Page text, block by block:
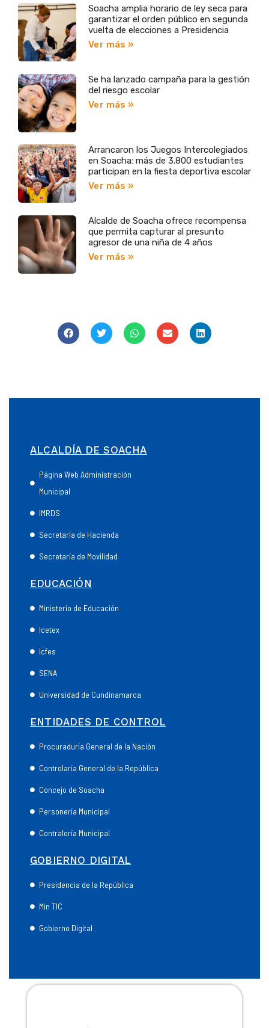
Soacha amplia horario de ley seca para
garantizar el orden público en segunda
vuelta de elecciones a Presidencia
Ver más »
Se ha lanzado campaña para la gestión
del riesgo escolar
Ver más »
Arrancaron los Juegos Intercolegiados
en Soacha: más de 3.800 estudiantes
participan en la fiesta deportiva escolar
Ver más »
Alcalde de Soacha ofrece recompensa
que permita capturar al presunto
agresor de una niña de 4 años
Ver más »
ALCALDÍA DE SOACHA
Página Web Administración
Municipal
IMRDS
Secretaría de Hacienda
Secretaría de Movilidad
EDUCACIÓN
Ministerio de Educación
Icetex
Icfes
SENA
Universidad de Cundinamarca
ENTIDADES DE CONTROL
Procuraduría General de la Nación
Controlaría General de la República
Concejo de Soacha
Personería Municipal
Contraloría Municipal
GOBIERNO DIGITAL
Presidencia de la República
Min TIC
Gobierno Digital